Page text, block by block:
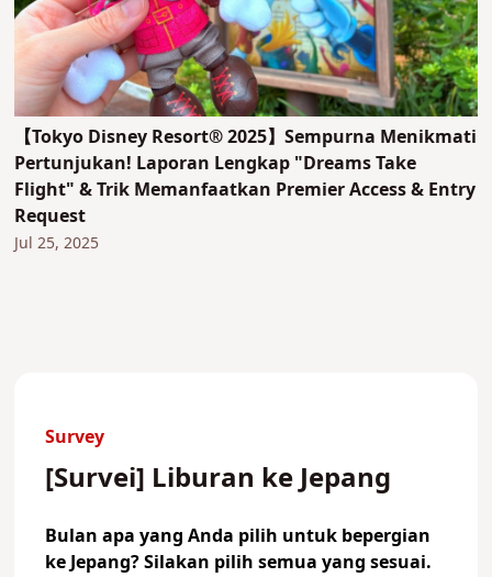
【Tokyo Disney Resort® 2025】Sempurna Menikmati
Pertunjukan! Laporan Lengkap "Dreams Take
Flight" & Trik Memanfaatkan Premier Access & Entry
Request
Jul 25, 2025
Survey
[Survei] Liburan ke Jepang
Bulan apa yang Anda pilih untuk bepergian
ke Jepang? Silakan pilih semua yang sesuai.